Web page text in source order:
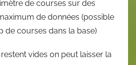
de courses sur des
de données (possible
de courses dans la base)
vides on peut laisser la